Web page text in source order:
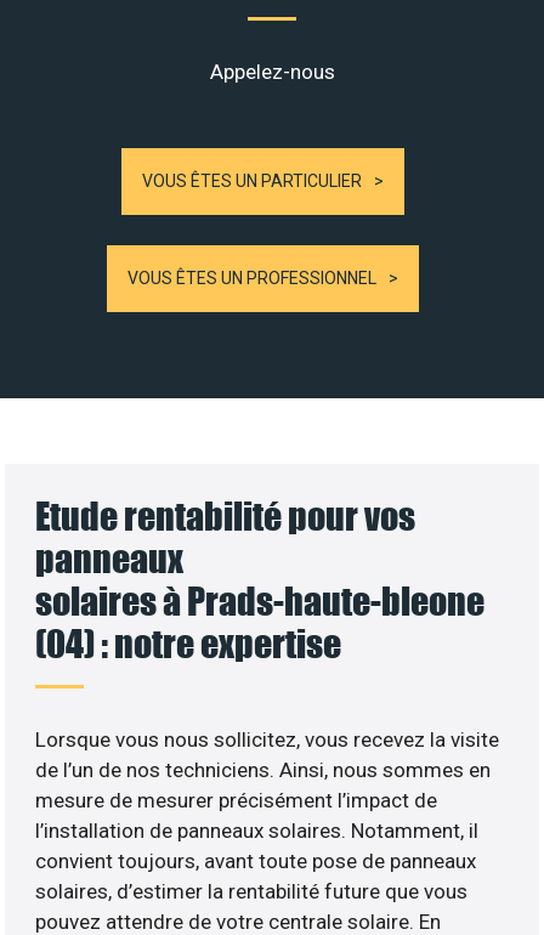
Appelez-nous
VOUS ÊTES UN PARTICULIER
VOUS ÊTES UN PROFESSIONNEL
Etude rentabilité pour vos
panneaux
solaires à Prads-haute-bleone
(04) : notre expertise
Lorsque vous nous sollicitez, vous recevez la visite
de l’un de nos techniciens. Ainsi, nous sommes en
mesure de mesurer précisément l’impact de
l’installation de panneaux solaires. Notamment, il
convient toujours, avant toute pose de panneaux
solaires, d’estimer la rentabilité future que vous
pouvez attendre de votre centrale solaire. En